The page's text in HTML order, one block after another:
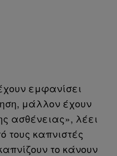
εμφανίσει
μάλλον έχουν
ασθένειας», λέει
τους καπνιστές
το κάνουν